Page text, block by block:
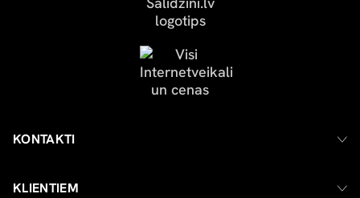
KONTAKTI
KLIENTIEM